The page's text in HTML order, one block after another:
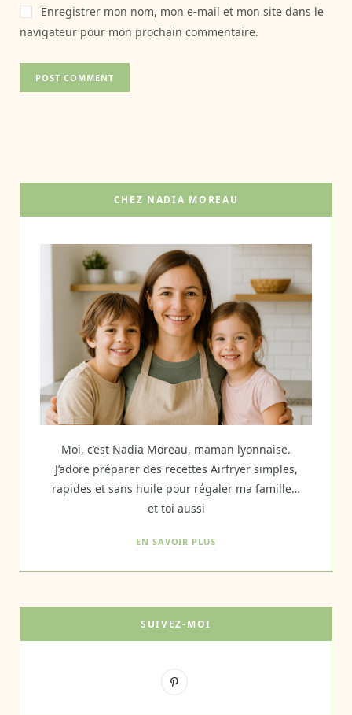
Enregistrer mon nom, mon e-mail et mon site dans le
navigateur pour mon prochain commentaire.
CHEZ NADIA MOREAU
Moi, c’est Nadia Moreau, maman lyonnaise.
J’adore préparer des recettes Airfryer simples,
rapides et sans huile pour régaler ma famille…
et toi aussi
EN SAVOIR PLUS
SUIVEZ-MOI
P